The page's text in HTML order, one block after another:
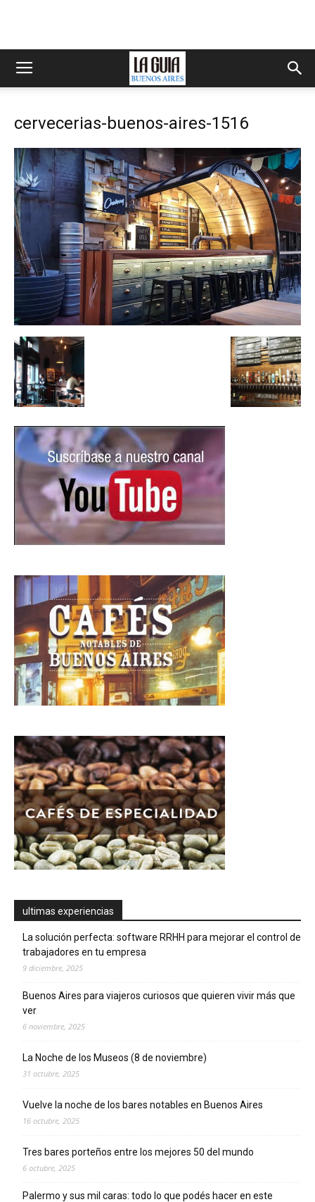
cervecerias-buenos-aires-1516
ultimas experiencias
La solución perfecta: software RRHH para mejorar el control de
trabajadores en tu empresa
9 diciembre, 2025
Buenos Aires para viajeros curiosos que quieren vivir más que
ver
6 noviembre, 2025
La Noche de los Museos (8 de noviembre)
31 octubre, 2025
Vuelve la noche de los bares notables en Buenos Aires
16 octubre, 2025
Tres bares porteños entre los mejores 50 del mundo
6 octubre, 2025
Palermo y sus mil caras: todo lo que podés hacer en este